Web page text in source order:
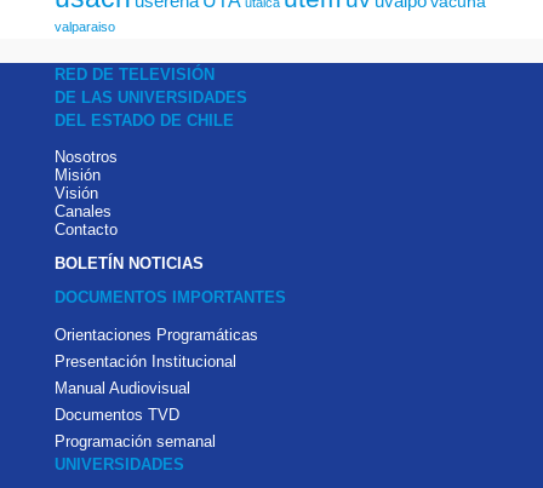
valparaiso
RED DE TELEVISIÓN
DE LAS UNIVERSIDADES
DEL ESTADO DE CHILE
Nosotros
Misión
Visión
Canales
Contacto
BOLETÍN NOTICIAS
DOCUMENTOS IMPORTANTES
Orientaciones Programáticas
Presentación Institucional
Manual Audiovisual
Documentos TVD
Programación semanal
UNIVERSIDADES